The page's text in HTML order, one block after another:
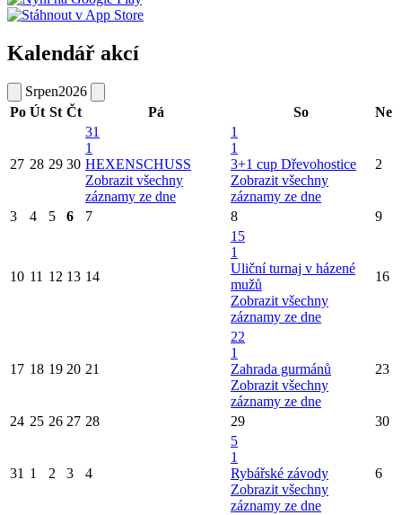
Kalendář akcí
Srpen2026
Po Út St Čt Pá So Ne
27 28 29 30
31
1
HEXENSCHUSS
Zobrazit všechny
záznamy ze dne
1
1
3+1 cup Dřevohostice
Zobrazit všechny
záznamy ze dne
2
3 4 5 6 7 8 9
10 11 12 13 14
15
1
Uliční turnaj v házené
mužů
Zobrazit všechny
záznamy ze dne
16
17 18 19 20 21
22
1
Zahrada gurmánů
Zobrazit všechny
záznamy ze dne
23
24 25 26 27 28 29 30
31 1 2 3 4
5
1
Rybářské závody
Zobrazit všechny
záznamy ze dne
6